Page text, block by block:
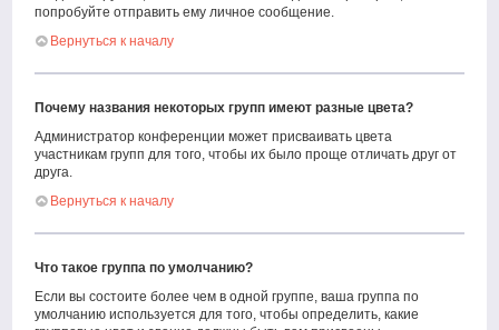
попробуйте отправить ему личное сообщение.
Вернуться к началу
Почему названия некоторых групп имеют разные цвета?
Администратор конференции может присваивать цвета
участникам групп для того, чтобы их было проще отличать друг от
друга.
Вернуться к началу
Что такое группа по умолчанию?
Если вы состоите более чем в одной группе, ваша группа по
умолчанию используется для того, чтобы определить, какие